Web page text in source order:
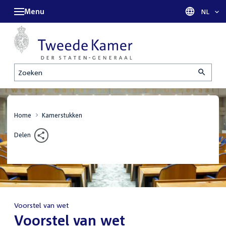
Zoeken
Menu Taal
NL
Home Kamerstukken
Delen
Voorstel van wet
:Voorstel van wet